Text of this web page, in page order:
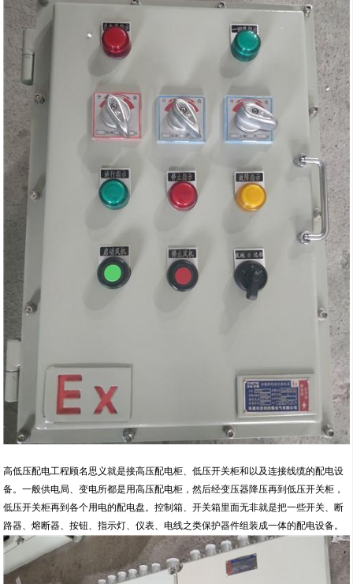
高低压配电工程顾名思义就是接高压配电柜、低压开关柜和以及连接线缆的配电设
备。一般供电局、变电所都是用高压配电柜，然后经变压器降压再到低压开关柜，
低压开关柜再到各个用电的配电盘。控制箱、开关箱里面无非就是把一些开关、断
路器、熔断器、按钮、指示灯、仪表、电线之类保护器件组装成一体的配电设备。